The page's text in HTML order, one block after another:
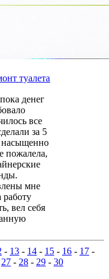
туалета
денег
все
за 5
насыщенно
пожалела,
мне
работу
вел себя
- 13 - 14 - 15 - 16 - 17 -
27 - 28 - 29 - 30